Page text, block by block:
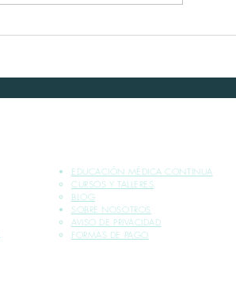
EDUCACIÓN MÉDICA CONTINUA
CURSOS Y TALLERES
BLOG
SOBRE NOSOTROS
AVISO DE PRIVACIDAD
FORMAS DE PAGO​